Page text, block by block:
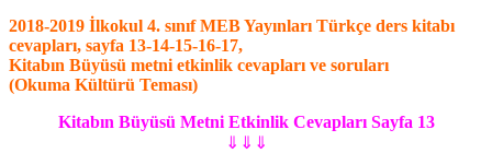
2018-2019 İlkokul 4. sınıf MEB Yayınları Türkçe ders kitabı
cevapları, sayfa 13-14-15-16-17,
Kitabın Büyüsü metni etkinlik cevapları ve soruları
(Okuma Kültürü Teması)
Kitabın Büyüsü Metni Etkinlik Cevapları Sayfa 13
⇓⇓⇓